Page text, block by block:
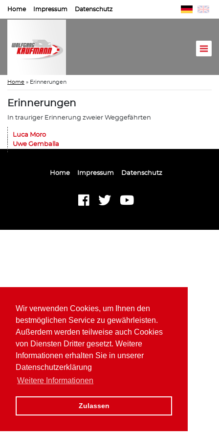
Wir verwenden Cookies, um Ihnen den
bestmöglichen Service zu gewährleisten.
Außerdem werden teilweise auch Cookies
von Diensten Dritter gesetzt. Weitere
Informationen erhalten Sie in unserer
Datenschutzerklärung
Weitere Informationen
Zulassen
Home Impressum Datenschutz
Home » Erinnerungen
Erinnerungen
In trauriger Erinnerung zweier Weggefährten
Luca Moro
Uwe Gemballa
Home Impressum Datenschutz